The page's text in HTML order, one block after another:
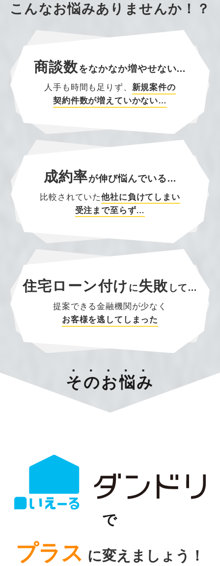
こんなお悩みありませんか！？
商談数をなかなか増やせない…
人手も時間も足りず、 新規案件の
契約件数が増えていかない…
成約率が伸び悩んでいる…
比較されていた他社に負けてしまい
受注まで至らず…
住宅ローン付け に失敗 して…
提案できる金融機関が少なく
お客様を逃してしまった
そのお悩み
で
プラス に変えましょう！